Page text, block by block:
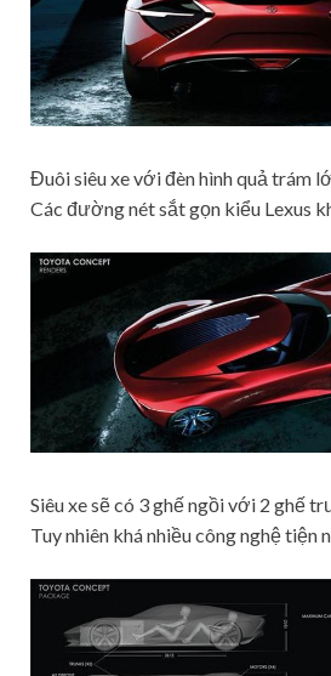
Đuôi siêu xe với đèn hình quả trám
Các đường nét sắt gọn kiểu Lexus
Siêu xe sẽ có 3 ghế ngồi với 2 ghế
Tuy nhiên khá nhiều công nghệ tiện